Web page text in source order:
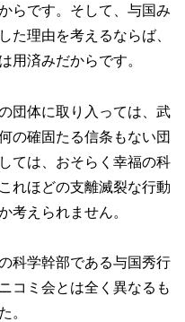
らです。そして、与国み
た理由を考えるならば、
用済みだからです。
団体に取り入っては、武
の確固たる信条もない団
ては、おそらく幸福の科
れほどの支離滅裂な行動
考えられません。
科学幹部である与国秀行
コミ会とは全く異なるも
。